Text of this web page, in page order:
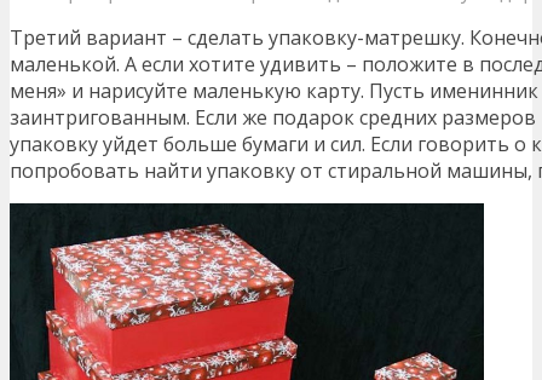
Третий вариант – сделать упаковку-матрешку.
маленькой. А если хотите удивить – положите в
меня» и нарисуйте маленькую карту. Пусть
заинтригованным. Если же подарок средних
упаковку уйдет больше бумаги и сил. Если говорить
попробовать найти упаковку от стиральной машины,